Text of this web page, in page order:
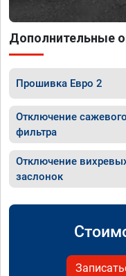
Дополнительные
Прошивка Евро 2
Отключение сажевого
фильтра
Отключение
заслонок